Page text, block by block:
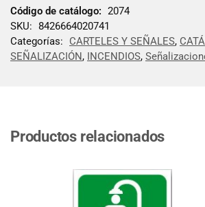
Código de catálogo: 2074
SKU: 8426664020741
Categorías:
CARTELES Y SEÑALES,
SEÑALIZACIÓN, INCENDIOS,
Productos relacionados